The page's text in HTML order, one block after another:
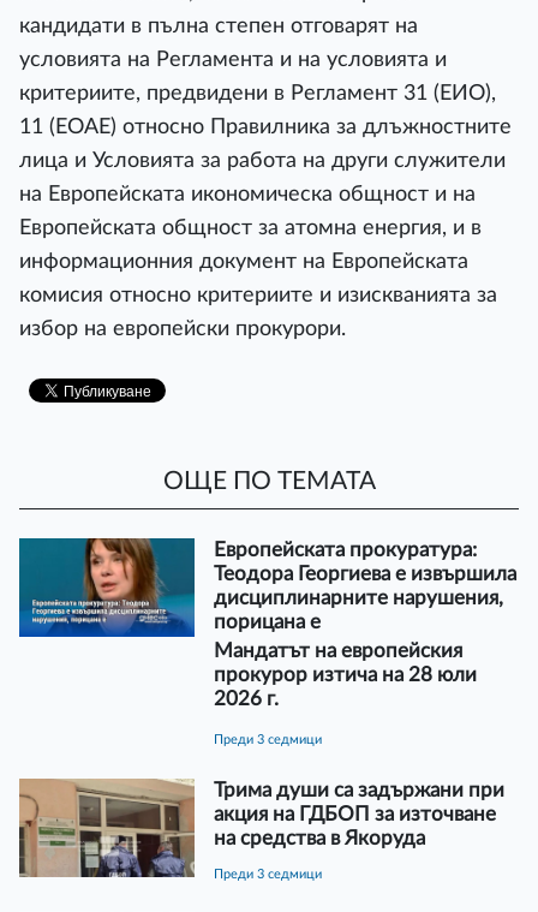
кандидати в пълна степен отговарят на
условията на Регламента и на условията и
критериите, предвидени в Регламент 31 (ЕИО),
11 (ЕОАЕ) относно Правилника за длъжностните
лица и Условията за работа на други служители
на Европейската икономическа общност и на
Европейската общност за атомна енергия, и в
информационния документ на Европейската
комисия относно критериите и изискванията за
избор на европейски прокурори.
ОЩЕ ПО ТЕМАТА
Европейската прокуратура:
Теодора Георгиева е извършила
дисциплинарните нарушения,
порицана е
Мандатът на европейския
прокурор изтича на 28 юли
2026 г.
преди 3 седмици
Трима души са задържани при
акция на ГДБОП за източване
на средства в Якоруда
преди 3 седмици